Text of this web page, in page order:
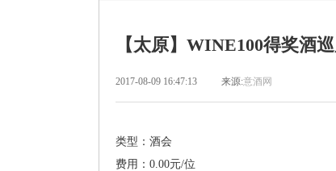
【太原】WINE100得奖酒
2017-08-09 16:47:13 来源:意酒网
类型：酒会
费用：0.00元/位